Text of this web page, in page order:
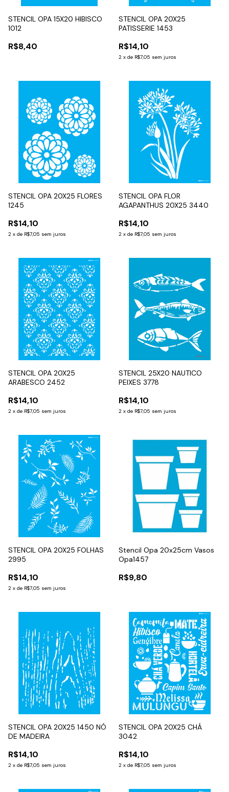
STENCIL OPA 15X20 HIBISCO
1012
R$8,40
STENCIL OPA 20X25
PATISSERIE 1453
R$14,10
2 x de R$7,05 sem juros
STENCIL OPA 20X25 FLORES
1245
R$14,10
2 x de R$7,05 sem juros
STENCIL OPA FLOR
AGAPANTHUS 20X25 3440
R$14,10
2 x de R$7,05 sem juros
STENCIL OPA 20X25
ARABESCO 2452
R$14,10
2 x de R$7,05 sem juros
STENCIL 25X20 NAUTICO
PEIXES 3778
R$14,10
2 x de R$7,05 sem juros
STENCIL OPA 20X25 FOLHAS
2995
R$14,10
2 x de R$7,05 sem juros
Stencil Opa 20x25cm Vasos
Opa1457
R$9,80
STENCIL OPA 20X25 1450 NÓ
DE MADEIRA
R$14,10
2 x de R$7,05 sem juros
STENCIL OPA 20X25 CHÁ
3042
R$14,10
2 x de R$7,05 sem juros